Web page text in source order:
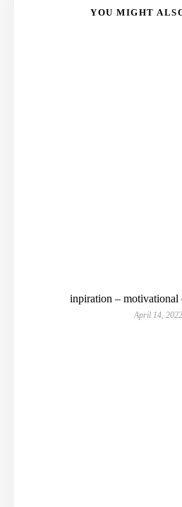
YOU MIGHT
inpiration – motivational
April 14, 2022